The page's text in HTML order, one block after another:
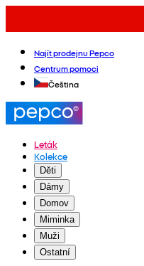
Najít prodejnu Pepco
Centrum pomoci
Čeština
Leták
Kolekce
Děti
Dámy
Domov
Miminka
Muži
Ostatní